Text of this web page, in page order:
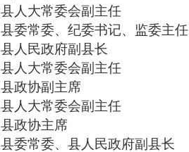
县人大常委会副主任
县委常委、纪委书记、监委主任
县人民政府副县长
县人大常委会副主任
县政协副主席
县人大常委会副主任
县政协主席
县委常委、县人民政府副县长